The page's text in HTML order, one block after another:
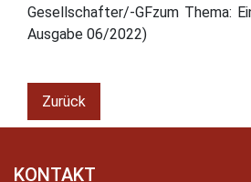
Gesellschafter/-GFzum Thema:
Ausgabe 06/2022)
Zurück
KONTAKT